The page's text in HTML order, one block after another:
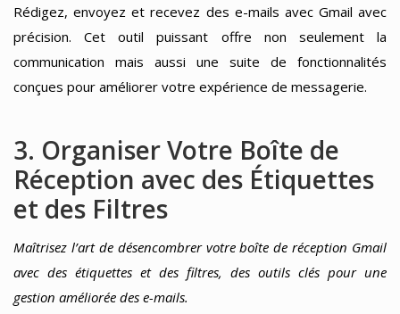
Rédigez, envoyez et recevez des e-mails avec Gmail avec
précision. Cet outil puissant offre non seulement la
communication mais aussi une suite de fonctionnalités
conçues pour améliorer votre expérience de messagerie.
3. Organiser Votre Boîte de
Réception avec des Étiquettes
et des Filtres
Maîtrisez l’art de désencombrer votre boîte de réception Gmail
avec des étiquettes et des filtres, des outils clés pour une
gestion améliorée des e-mails.